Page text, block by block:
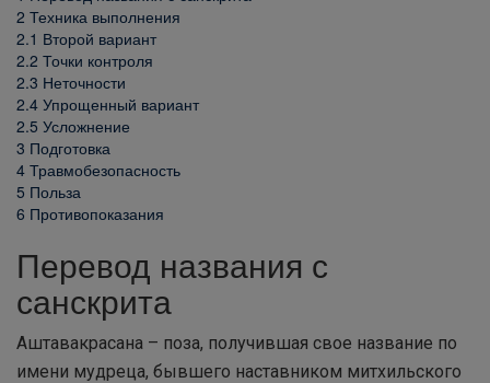
2 Техника выполнения
2.1 Второй вариант
2.2 Точки контроля
2.3 Неточности
2.4 Упрощенный вариант
2.5 Усложнение
3 Подготовка
4 Травмобезопасность
5 Польза
6 Противопоказания
Перевод названия с
санскрита
Аштавакрасана – поза, получившая свое название по
имени мудреца, бывшего наставником митхильского